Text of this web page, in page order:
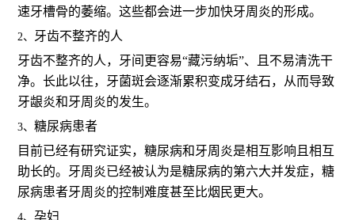
速牙槽骨的萎缩。这些都会进一步加快牙周炎的形成。
2、
牙齿不整齐的人
牙齿不整齐的人，牙间更容易“藏污纳垢”、且不易清洗干
净。长此以往，牙菌斑会逐渐累积变成牙结石，从而导致
牙龈炎和牙周炎的发生。
3、糖尿病患者
目前已经有研究证实，糖尿病和牙周炎是相互影响且相互
助长的。牙周炎已经被认为是糖尿病的第六大并发症，糖
尿病患者牙周炎的控制难度甚至比烟民更大。
4、孕妇